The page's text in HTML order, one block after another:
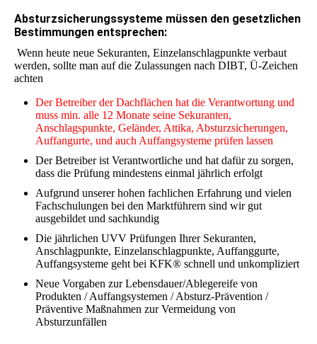
Absturzsicherungssysteme müssen den gesetzlichen
Bestimmungen entsprechen:
Wenn heute neue Sekuranten, Einzelanschlagpunkte verbaut
werden, sollte man auf die Zulassungen nach DIBT, Ü-Zeichen
achten
Der Betreiber der Dachflächen hat die Verantwortung und
muss min. alle 12 Monate seine Sekuranten,
Anschlagspunkte, Geländer, Attika, Absturzsicherungen,
Auffangurte, und auch Auffangsysteme prüfen lassen
Der Betreiber ist Verantwortliche und hat dafür zu sorgen,
dass die Prüfung mindestens einmal jährlich erfolgt
Aufgrund unserer hohen fachlichen Erfahrung und vielen
Fachschulungen bei den Marktführern sind wir gut
ausgebildet und sachkundig
Die jährlichen UVV Prüfungen Ihrer Sekuranten,
Anschlagpunkte, Einzelanschlagpunkte, Auffanggurte,
Auffangsysteme geht bei KFK® schnell und unkompliziert
Neue Vorgaben zur Lebensdauer/Ablegereife von
Produkten / Auffangsystemen / Absturz-Prävention /
Präventive Maßnahmen zur Vermeidung von
Absturzunfällen